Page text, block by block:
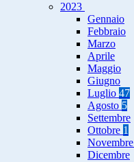
2023
Gennaio
Febbraio
Marzo
Aprile
Maggio
Giugno
Luglio 47
Agosto 5
Settembre
Ottobre 1
Novembre
Dicembre